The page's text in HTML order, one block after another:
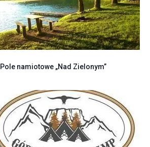
Pole namiotowe „Nad Zielonym”